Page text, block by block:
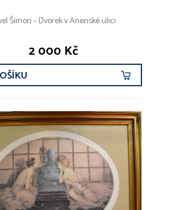
Šimon – Dvorek v Anenské ulici
2 000 Kč